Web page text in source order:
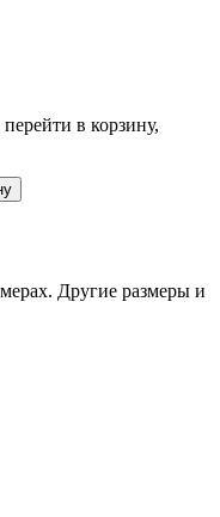
в корзину,
Другие размеры и